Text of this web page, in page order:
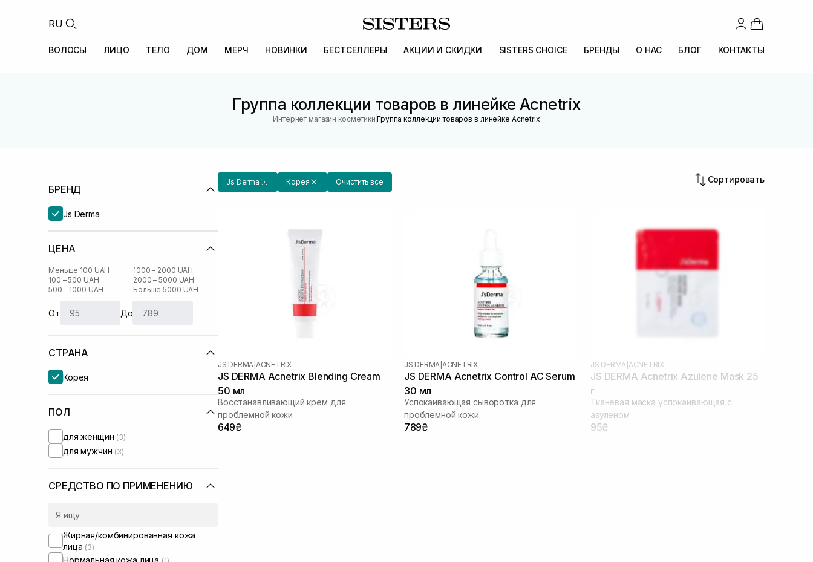
RU
ВОЛОСЫ ЛИЦО ТЕЛО ДОМ МЕРЧ НОВИНКИ БЕСТСЕЛЛЕРЫ АКЦИИ И СКИДКИ SISTERS CHOICE БРЕНДЫ О НАС БЛОГ КОНТАКТЫ
Группа коллекции товаров в линейке Acnetrix
Интернет магазин косметики |Группа коллекции товаров в линейке Acnetrix
БРЕНД
Js Derma
ЦЕНА
Меньше 100 UAH
100 – 500 UAH
500 – 1000 UAH
1000 – 2000 UAH
2000 – 5000 UAH
Больше 5000 UAH
От До
СТРАНА
Корея
ПОЛ
для женщин (3)
для мужчин (3)
СРЕДСТВО ПО ПРИМЕНЕНИЮ
Жирная/комбинированная кожа
лица (3)
Нормальная кожа лица (1)
Js Derma Корея Очистить все Сортировать
JS DERMA ACNETRIX
JS DERMA Acnetrix Blending Cream
50 мл
Восстанавливающий крем для
проблемной кожи
649₴
JS DERMA ACNETRIX
JS DERMA Acnetrix Control AC Serum
30 мл
Успокаивающая сыворотка для
проблемной кожи
789₴
JS DERMA ACNETRIX
JS DERMA Acnetrix Azulene Mask 25
г
Тканевая маска успокаивающая с
азуленом
95₴